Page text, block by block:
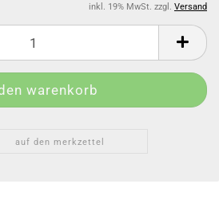
inkl. 19% MwSt. zzgl. Versand
auf den merkzettel